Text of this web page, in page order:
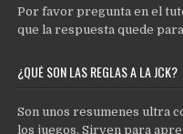
Por favor pregunta en el
que la respuesta quede
¿QUÉ SON LAS REGLAS A LA JCK?
Son unos resumenes ultra
los juegos. Sirven para